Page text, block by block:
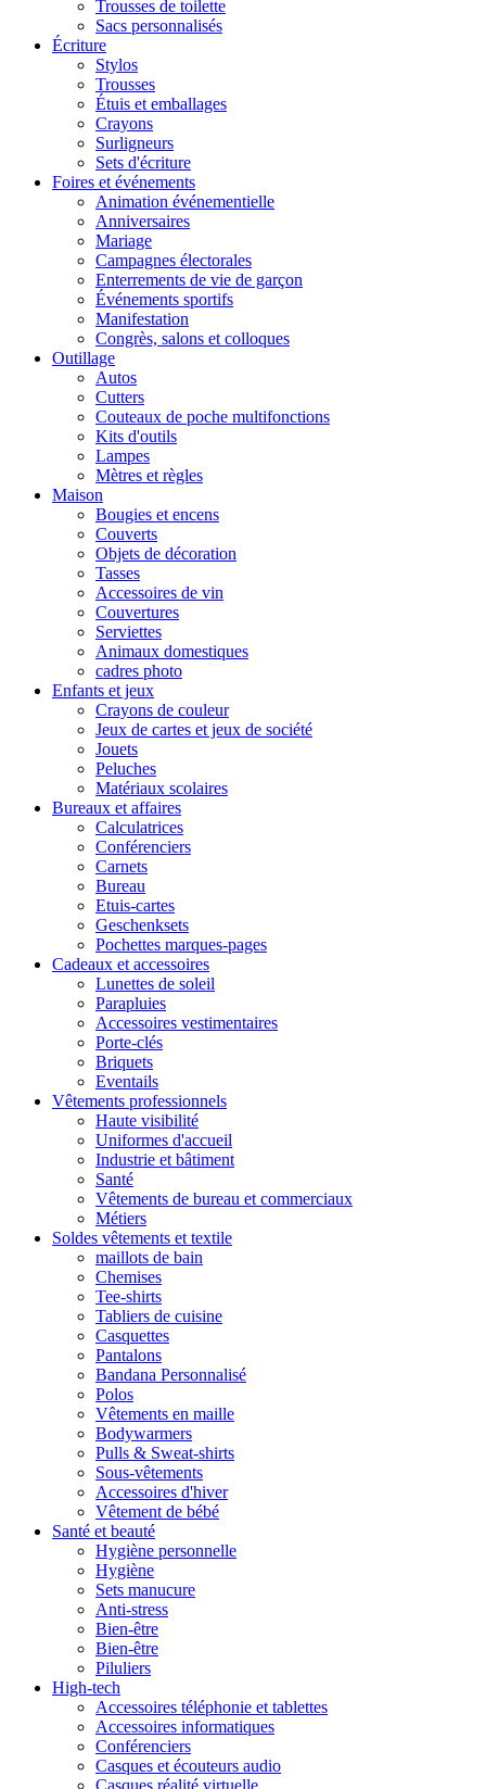
Trousses de toilette
Sacs personnalisés
Écriture
Stylos
Trousses
Étuis et emballages
Crayons
Surligneurs
Sets d'écriture
Foires et événements
Animation événementielle
Anniversaires
Mariage
Campagnes électorales
Enterrements de vie de garçon
Événements sportifs
Manifestation
Congrès, salons et colloques
Outillage
Autos
Cutters
Couteaux de poche multifonctions
Kits d'outils
Lampes
Mètres et règles
Maison
Bougies et encens
Couverts
Objets de décoration
Tasses
Accessoires de vin
Couvertures
Serviettes
Animaux domestiques
cadres photo
Enfants et jeux
Crayons de couleur
Jeux de cartes et jeux de société
Jouets
Peluches
Matériaux scolaires
Bureaux et affaires
Calculatrices
Conférenciers
Carnets
Bureau
Etuis-cartes
Geschenksets
Pochettes marques-pages
Cadeaux et accessoires
Lunettes de soleil
Parapluies
Accessoires vestimentaires
Porte-clés
Briquets
Eventails
Vêtements professionnels
Haute visibilité
Uniformes d'accueil
Industrie et bâtiment
Santé
Vêtements de bureau et commerciaux
Métiers
Soldes vêtements et textile
maillots de bain
Chemises
Tee-shirts
Tabliers de cuisine
Casquettes
Pantalons
Bandana Personnalisé
Polos
Vêtements en maille
Bodywarmers
Pulls & Sweat-shirts
Sous-vêtements
Accessoires d'hiver
Vêtement de bébé
Santé et beauté
Hygiène personnelle
Hygiène
Sets manucure
Anti-stress
Bien-être
Bien-être
Piluliers
High-tech
Accessoires téléphonie et tablettes
Accessoires informatiques
Conférenciers
Casques et écouteurs audio
Casques réalité virtuelle